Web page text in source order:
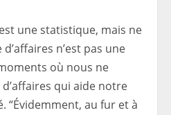
une statistique, mais ne
n’est pas une
où nous ne
qui aide notre
“Évidemment, au fur et à